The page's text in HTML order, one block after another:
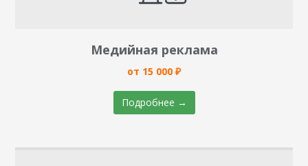
Медийная реклама
от 15 000 ₽
Подробнее →